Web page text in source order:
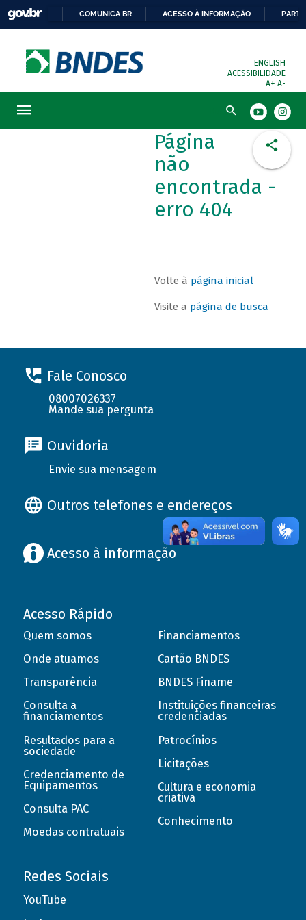
COMUNICA BR ACESSO À INFORMAÇÃO
ENGLISH
ACESSIBILIDADE
A+ A-
Busca
Página
não
encontrada -
erro 404
Volte à página inicial
Visite a página de busca
Fale Conosco
08007026337
Mande sua pergunta
Ouvidoria
Envie sua mensagem
Outros telefones e endereços
Acesso à informação
Acesso Rápido
Quem somos
Onde atuamos
Transparência
Consulta a
financiamentos
Resultados para a
sociedade
Credenciamento de
Equipamentos
Consulta PAC
Moedas contratuais
Financiamentos
Cartão BNDES
BNDES Finame
Instituições financeiras
credenciadas
Patrocínios
Licitações
Cultura e economia
criativa
Conhecimento
Redes Sociais
YouTube